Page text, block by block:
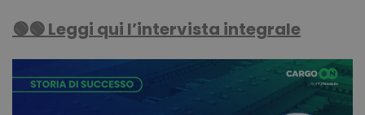
🟢🟢 Leggi qui l’intervista integrale